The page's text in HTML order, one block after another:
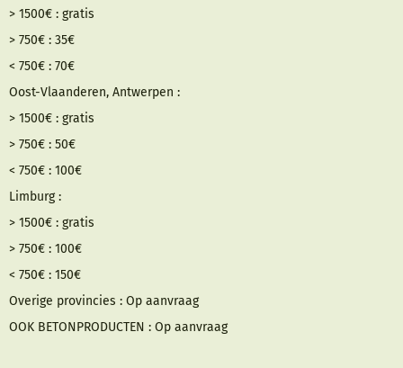
> 1500€ : gratis
> 750€ : 35€
< 750€ : 70€
Oost-Vlaanderen, Antwerpen :
> 1500€ : gratis
> 750€ : 50€
< 750€ : 100€
Limburg :
> 1500€ : gratis
> 750€ : 100€
< 750€ : 150€
Overige provincies : Op aanvraag
OOK BETONPRODUCTEN : Op aanvraag